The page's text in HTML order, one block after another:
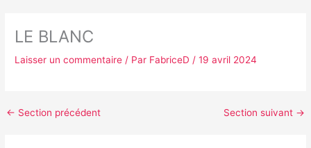
LE BLANC
Laisser un commentaire / Par FabriceD/19 avril 2024
← Section précédent Section suivant →